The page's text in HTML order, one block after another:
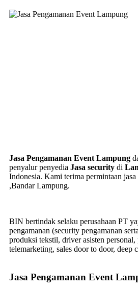
Jasa Pengamanan Event Lampung
penyalur penyedia Jasa security di
Indonesia. Kami terima permintaan jasa
,Bandar Lampung.
BIN bertindak selaku perusahaan PT
pengamanan (security pengamanan
produksi tekstil, driver asisten
telemarketing, sales door to door, deep
Jasa Pengamanan Event